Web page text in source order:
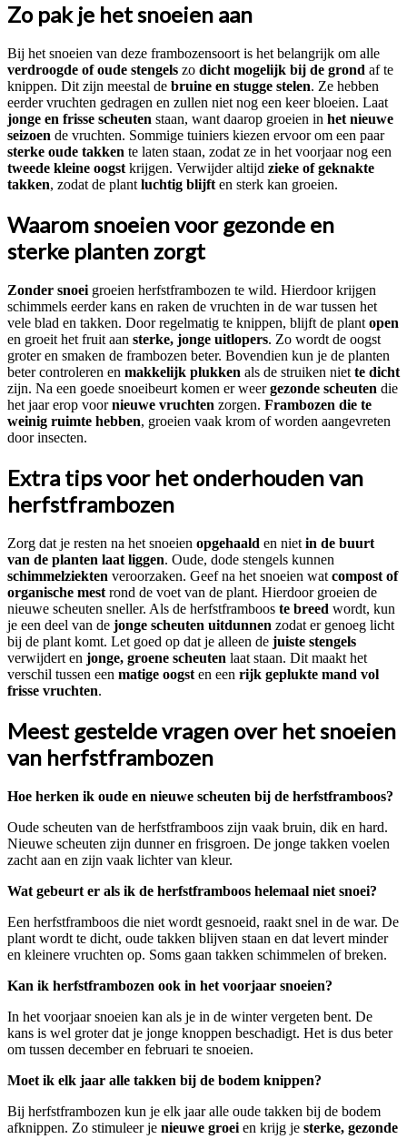
Zo pak je het snoeien aan
Bij het snoeien van deze frambozensoort is het belangrijk om alle
verdroogde of oude stengels zo dicht mogelijk bij de grond af te
knippen. Dit zijn meestal de bruine en stugge stelen. Ze hebben
eerder vruchten gedragen en zullen niet nog een keer bloeien. Laat
jonge en frisse scheuten staan, want daarop groeien in het nieuwe
seizoen de vruchten. Sommige tuiniers kiezen ervoor om een paar
sterke oude takken te laten staan, zodat ze in het voorjaar nog een
tweede kleine oogst krijgen. Verwijder altijd zieke of geknakte
takken, zodat de plant luchtig blijft en sterk kan groeien.
Waarom snoeien voor gezonde en
sterke planten zorgt
Zonder snoei groeien herfstframbozen te wild. Hierdoor krijgen
schimmels eerder kans en raken de vruchten in de war tussen het
vele blad en takken. Door regelmatig te knippen, blijft de plant open
en groeit het fruit aan sterke, jonge uitlopers. Zo wordt de oogst
groter en smaken de frambozen beter. Bovendien kun je de planten
beter controleren en makkelijk plukken als de struiken niet te dicht
zijn. Na een goede snoeibeurt komen er weergezonde scheuten die
het jaar erop voornieuwe vruchten zorgen. Frambozen die te
weinig ruimte hebben, groeien vaak krom of worden aangevreten
door insecten.
Extra tips voor het onderhouden van
herfstframbozen
Zorg dat je resten na het snoeien opgehaald en niet in de buurt
van de planten laat liggen. Oude, dode stengels kunnen
schimmelziekten veroorzaken. Geef na het snoeien wat compost of
organische mest rond de voet van de plant. Hierdoor groeien de
nieuwe scheuten sneller. Als de herfstframboos te breed wordt, kun
je een deel van de jonge scheuten uitdunnen zodat er genoeg licht
bij de plant komt. Let goed op dat je alleen de juiste stengels
verwijdert en jonge, groene scheuten laat staan. Dit maakt het
verschil tussen een matige oogst en een rijk geplukte mand vol
frisse vruchten.
Meest gestelde vragen over het snoeien
van herfstframbozen
Hoe herken ik oude en nieuwe scheuten bij de herfstframboos?
Oude scheuten van de herfstframboos zijn vaak bruin, dik en hard.
Nieuwe scheuten zijn dunner en frisgroen. De jonge takken voelen
zacht aan en zijn vaak lichter van kleur.
Wat gebeurt er als ik de herfstframboos helemaal niet snoei?
Een herfstframboos die niet wordt gesnoeid, raakt snel in de war. De
plant wordt te dicht, oude takken blijven staan en dat levert minder
en kleinere vruchten op. Soms gaan takken schimmelen of breken.
Kan ik herfstframbozen ook in het voorjaar snoeien?
In het voorjaar snoeien kan als je in de winter vergeten bent. De
kans is wel groter dat je jonge knoppen beschadigt. Het is dus beter
om tussen december en februari te snoeien.
Moet ik elk jaar alle takken bij de bodem knippen?
Bij herfstframbozen kun je elk jaar alle oude takken bij de bodem
afknippen. Zo stimuleer je nieuwe groei en krijg je sterke, gezonde